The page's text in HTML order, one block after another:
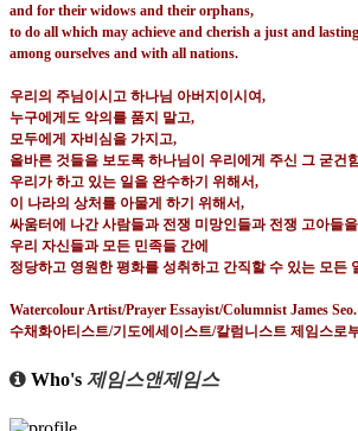
and for their widows and their orphans,
to do all which may achieve and cherish a just and
among ourselves and with all nations.
우리의 주님이시고 하나님 아버지이시여,
누구에게도 악의를 품지 말고,
모두에게 자비심을 가지고,
올바른 것들을 보도록 하나님이 우리에게 주신 그 굳건
우리가 하고 있는 일을 완수하기 위해서,
이 나라의 상처를 아물게 하기 위해서,
싸움터에 나간 사람들과 전쟁 미망인들과 전쟁 고아들
우리 자신들과 모든 민족들 간에
정당하고 영원한 평화를 성취하고 간직할 수 있는 모든
Watercolour Artist/Prayer Essayist/Columnist James Seo.
수채화아티스트/기도에세이스트/칼럼니스트 제임스로
Who's 제임스앤제임스